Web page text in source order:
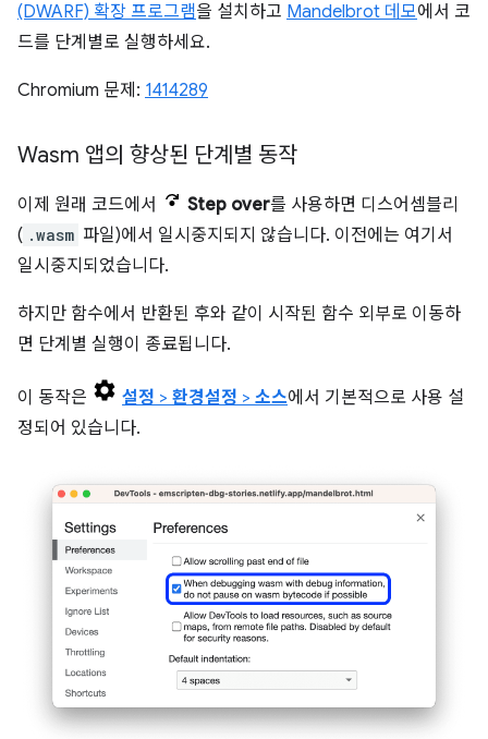
(DWARF) 확장 프로그램을 설치하고 Mandelbrot 데모에서 코
드를 단계별로 실행하세요.
Chromium 문제: 1414289
Wasm 앱의 향상된 단계별 동작
이제 원래 코드에서 Step over를 사용하면 디스어셈블리
( .wasm 파일)에서 일시중지되지 않습니다. 이전에는 여기서
일시중지되었습니다.
하지만 함수에서 반환된 후와 같이 시작된 함수 외부로 이동하
면 단계별 실행이 종료됩니다.
이 동작은 설정 > 환경설정 > 소스에서 기본적으로 사용 설
정되어 있습니다.